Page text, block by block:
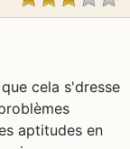
cela s'dresse
aptitudes en